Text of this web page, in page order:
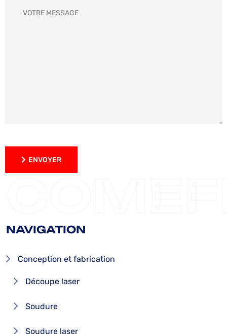
ENVOYER
NAVIGATION
Conception et fabrication
Découpe laser
Soudure
Soudure laser